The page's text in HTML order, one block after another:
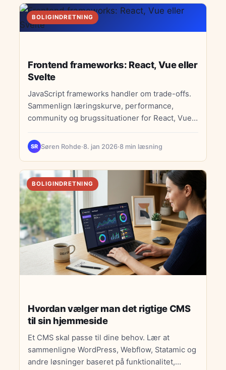
BOLIGINDRETNING
Frontend frameworks: React, Vue eller
Svelte
JavaScript frameworks handler om trade-offs.
Sammenlign læringskurve, performance,
community og brugssituationer for React, Vue,
SR Søren Rohde·8. jan 2026·8 min læsning
BOLIGINDRETNING
Hvordan vælger man det rigtige CMS
til sin hjemmeside
Et CMS skal passe til dine behov. Lær at
sammenligne WordPress, Webflow, Statamic og
andre løsninger baseret på funktionalitet,